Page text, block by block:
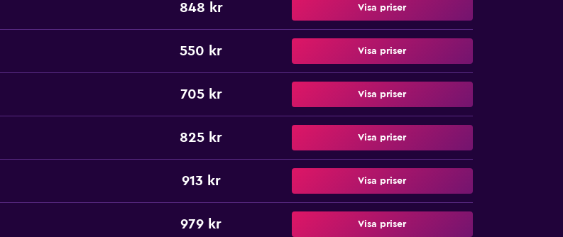
848 kr Visa priser
550 kr Visa priser
705 kr Visa priser
825 kr Visa priser
913 kr Visa priser
979 kr Visa priser